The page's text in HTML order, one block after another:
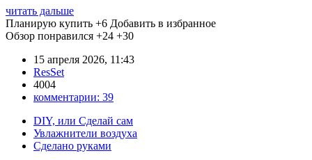
читать дальше
Планирую купить +6 Добавить в избранное
Обзор понравился +24 +30
15 апреля 2026, 11:43
ResSet
4004
комментарии: 39
DIY, или Сделай сам
Увлажнители воздуха
Сделано руками